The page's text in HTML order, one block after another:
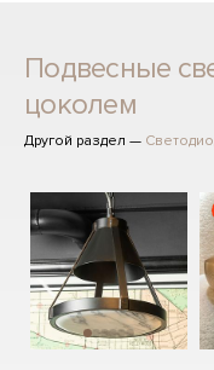
Подвесные
цоколем
Другой раздел —